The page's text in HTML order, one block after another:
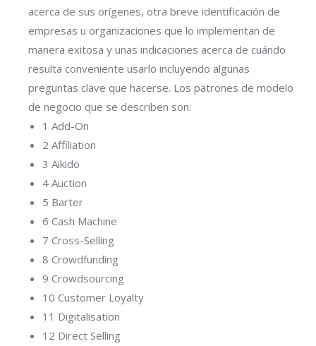
acerca de sus orígenes, otra breve identificación de
empresas u organizaciones que lo implementan de
manera exitosa y unas indicaciones acerca de cuándo
resulta conveniente usarlo incluyendo algunas
preguntas clave que hacerse. Los patrones de modelo
de negocio que se describen son:
1 Add-On
2 Affiliation
3 Aikido
4 Auction
5 Barter
6 Cash Machine
7 Cross-Selling
8 Crowdfunding
9 Crowdsourcing
10 Customer Loyalty
11 Digitalisation
12 Direct Selling